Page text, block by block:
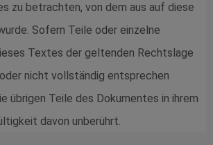
zu betrachten, von dem aus auf diese
Sofern Teile oder einzelne
Textes der geltenden Rechtslage
nicht vollständig entsprechen
übrigen Teile des Dokumentes in ihrem
davon unberührt.